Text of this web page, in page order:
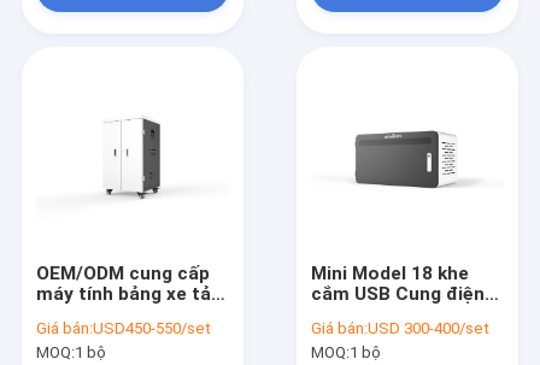
OEM/ODM cung cấp
máy tính bảng xe tải
bảng xe tải
Giá bán:USD450-550/set
MOQ:1 bộ
Mini Model 18 khe
cắm USB Cung điện
thông minh
Giá bán:USD 300-400/set
MOQ:1 bộ